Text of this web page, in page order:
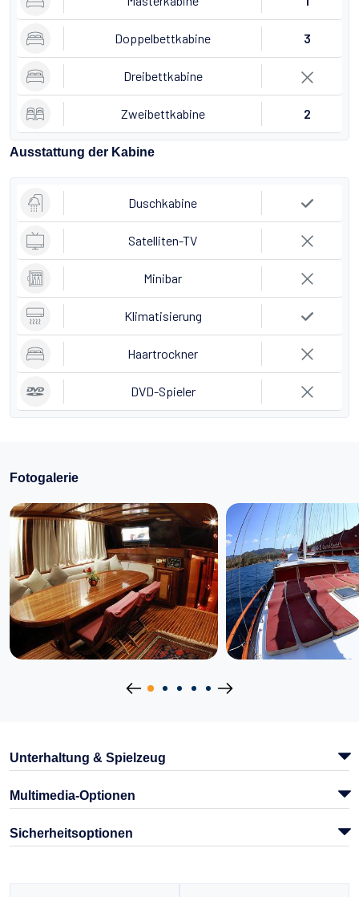
Doppelbettkabine 3
Dreibettkabine
Zweibettkabine 2
Ausstattung der Kabine
Duschkabine
Satelliten-TV
Minibar
Klimatisierung
Haartrockner
DVD-Spieler
Fotogalerie
Unterhaltung & Spielzeug
Multimedia-Optionen
Sicherheitsoptionen